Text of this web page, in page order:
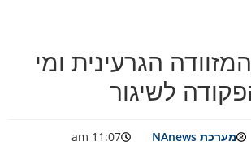
הגרעינית ומי
לשיגור
מערכת NAnews
11:07 am